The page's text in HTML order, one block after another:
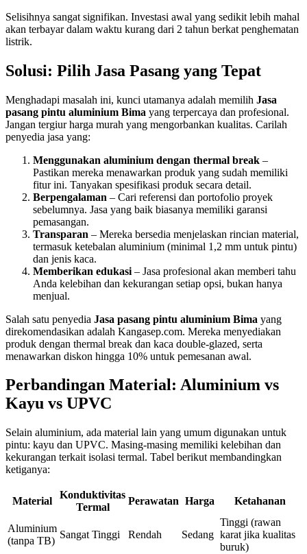
Selisihnya sangat signifikan. Investasi awal yang sedikit lebih mahal
akan terbayar dalam waktu kurang dari 2 tahun berkat penghematan
listrik.
Solusi: Pilih Jasa Pasang yang Tepat
Menghadapi masalah ini, kunci utamanya adalah memilih Jasa
pasang pintu aluminium Bima yang terpercaya dan profesional.
Jangan tergiur harga murah yang mengorbankan kualitas. Carilah
penyedia jasa yang:
Menggunakan aluminium dengan thermal break –
Pastikan mereka menawarkan produk yang sudah memiliki
fitur ini. Tanyakan spesifikasi produk secara detail.
Berpengalaman – Cari referensi dan portofolio proyek
sebelumnya. Jasa yang baik biasanya memiliki garansi
pemasangan.
Transparan – Mereka bersedia menjelaskan rincian material,
termasuk ketebalan aluminium (minimal 1,2 mm untuk pintu)
dan jenis kaca.
Memberikan edukasi – Jasa profesional akan memberi tahu
Anda kelebihan dan kekurangan setiap opsi, bukan hanya
menjual.
Salah satu penyedia Jasa pasang pintu aluminium Bima yang
direkomendasikan adalah Kangasep.com. Mereka menyediakan
produk dengan thermal break dan kaca double-glazed, serta
menawarkan diskon hingga 10% untuk pemesanan awal.
Perbandingan Material: Aluminium vs
Kayu vs UPVC
Selain aluminium, ada material lain yang umum digunakan untuk
pintu: kayu dan UPVC. Masing-masing memiliki kelebihan dan
kekurangan terkait isolasi termal. Tabel berikut membandingkan
ketiganya:
Material
Konduktivitas
Termal
Perawatan Harga Ketahanan
Aluminium
(tanpa TB)
Sangat Tinggi Rendah Sedang
Tinggi (rawan
karat jika kualitas
buruk)